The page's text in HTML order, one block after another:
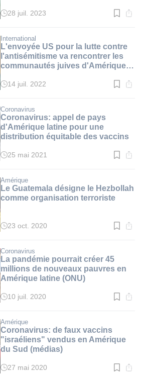
Temps
:
3
min.
28 juil. 2023
International
L'envoyée US pour la lutte contre
l'antisémitisme va rencontrer les
communautés juives d'Amérique
Temps
:
1
min.
14 juil. 2022
Coronavirus
Coronavirus: appel de pays
d'Amérique latine pour une
distribution équitable des vaccins
Temps
:
2
min.
25 mai 2021
Amérique
Le Guatemala désigne le Hezbollah
comme organisation terroriste
Temps
:
2
min.
23 oct. 2020
Coronavirus
La pandémie pourrait créer 45
millions de nouveaux pauvres en
Amérique latine (ONU)
Temps
:
2
min.
10 juil. 2020
Amérique
Coronavirus: de faux vaccins
"israéliens" vendus en Amérique
du Sud (médias)
Temps
27 mai 2020